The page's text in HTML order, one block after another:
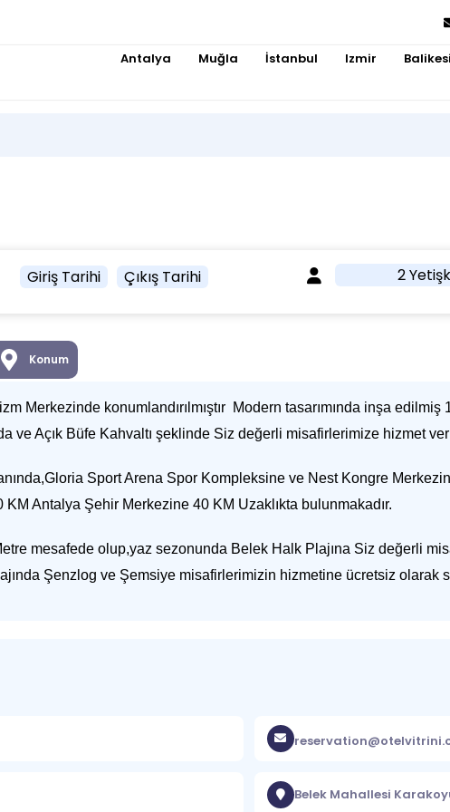
Antalya Muğla İstanbul Izmir
Giriş Tarihi Çıkış Tarihi 2
Konum
Merkezinde konumlandırılmıştır Modern tasarımında inşa edilmiş
ve Açık Büfe Kahvaltı şeklinde Siz değerli misafirlerimize hizmet
Sport Arena Spor Kompleksine ve Nest Kongre
Antalya Şehir Merkezine 40 KM Uzaklıkta bulunmakadır.
mesafede olup,yaz sezonunda Belek Halk Plajına Siz değerli
Şenzlog ve Şemsiye misafirlerimizin hizmetine ücretsiz olarak
Belek Mahallesi